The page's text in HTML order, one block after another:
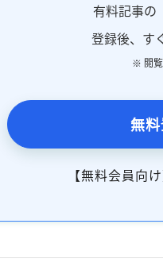
有料記事の
登録後、す
※ 閲覧
無
【無料会員向